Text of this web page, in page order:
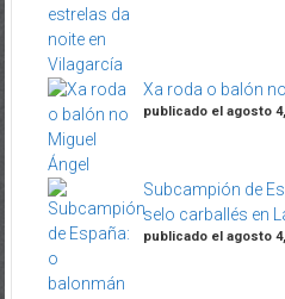
Xa roda o balón
publicado el agosto
Subcampión de
selo carballés en
publicado el agosto